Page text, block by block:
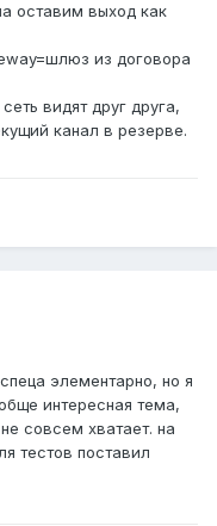
оставим выход как
из договора
видят друг друга,
канал в резерве.
элементарно, но я
интересная тема,
совсем хватает. на
тестов поставил